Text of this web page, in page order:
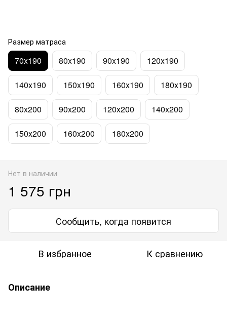
Размер матраса
70x190 80x190 90x190 120x190
140x190 150x190 160x190 180x190
80x200 90x200 120x200 140x200
150x200 160x200 180x200
Нет в наличии
1 575 грн
Сообщить, когда появится
В избранное К сравнению
Описание